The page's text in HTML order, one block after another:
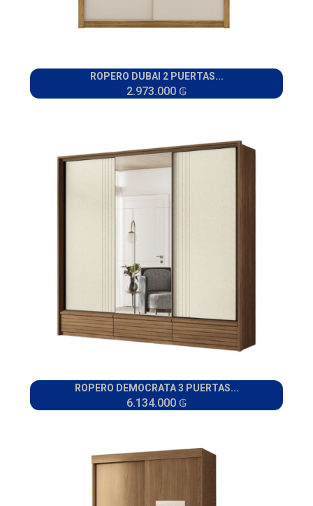
ROPERO DUBAI 2 PUERTAS...
2.973.000 ₲
ROPERO DEMOCRATA 3 PUERTAS...
6.134.000 ₲